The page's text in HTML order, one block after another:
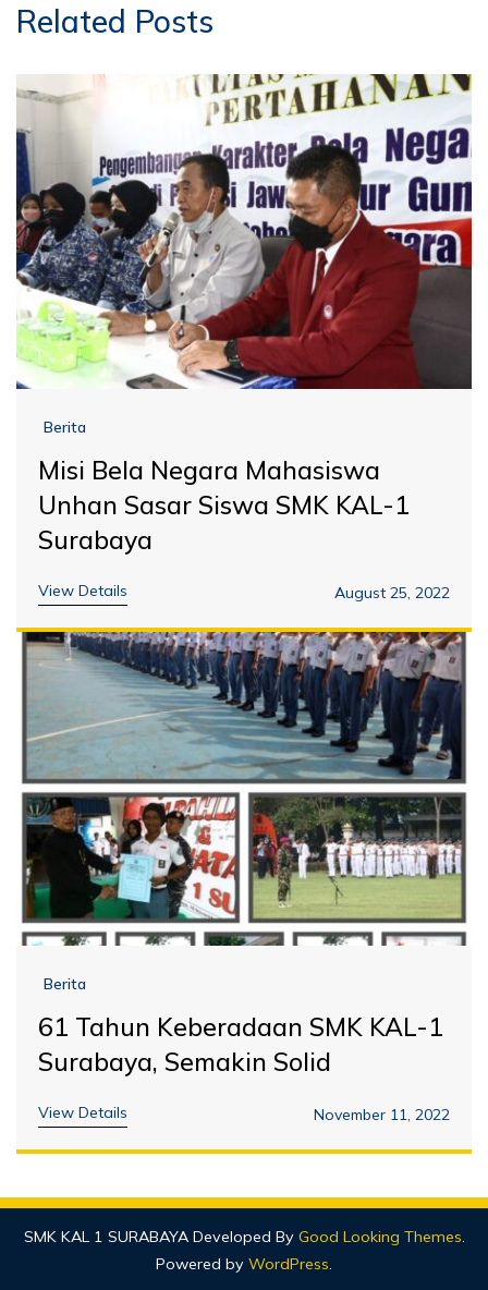
Related Posts
Berita
Misi Bela Negara Mahasiswa
Unhan Sasar Siswa SMK KAL-1
Surabaya
View Details August 25, 2022
Berita
61 Tahun Keberadaan SMK KAL-1
Surabaya, Semakin Solid
View Details November 11, 2022
SMK KAL 1 SURABAYA Developed By Good Looking Themes.
Powered by WordPress.